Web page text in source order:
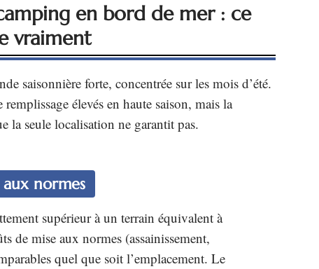
en bord de mer : ce
vraiment
saisonnière forte, concentrée sur les mois d’été.
élevés en haute saison, mais la
la seule localisation ne garantit pas.
normes
supérieur à un terrain équivalent à
de mise aux normes (assainissement,
quel que soit l’emplacement. Le